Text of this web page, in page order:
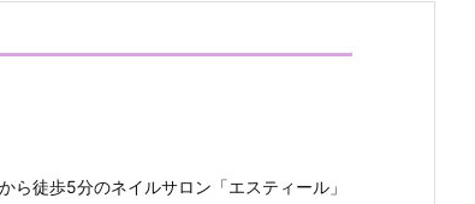
ら徒歩5分のネイルサロン「エスティール」